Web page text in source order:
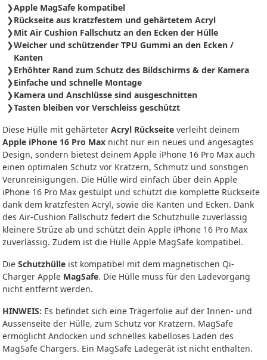
Apple MagSafe kompatibel
Rückseite aus kratzfestem und gehärtetem Acryl
Mit Air Cushion Fallschutz an den Ecken der Hülle
Weicher und schützender TPU Gummi an den Ecken /
Kanten
Erhöhter Rand zum Schutz des Bildschirms & der Kamera
Einfache und schnelle Montage
Kamera und Anschlüsse sind ausgeschnitten
Tasten bleiben vor Verschleiss geschützt
Diese Hülle mit gehärteter Acryl Rückseite verleiht deinem
Apple iPhone 16 Pro Max nicht nur ein neues und angesagtes
Design, sondern bietest deinem Apple iPhone 16 Pro Max auch
einen optimalen Schutz vor Kratzern, Schmutz und sonstigen
Verunreinigungen. Die Hülle wird einfach über dein Apple
iPhone 16 Pro Max gestülpt und schützt die komplette Rückseite
dank dem kratzfesten Acryl, sowie die Kanten und Ecken. Dank
des Air-Cushion Fallschutz federt die Schutzhülle zuverlässig
kleinere Strüze ab und schützt dein Apple iPhone 16 Pro Max
zuverlässig. Zudem ist die Hülle Apple MagSafe kompatibel.
Die Schutzhülle ist kompatibel mit dem magnetischen Qi-
Charger Apple MagSafe. Die Hülle muss für den Ladevorgang
nicht entfernt werden.
HINWEIS: Es befindet sich eine Trägerfolie auf der Innen- und
Aussenseite der Hülle, zum Schutz vor Kratzern. MagSafe
ermöglicht Andocken und schnelles kabelloses Laden des
MagSafe Chargers. Ein MagSafe Ladegerät ist nicht enthalten.